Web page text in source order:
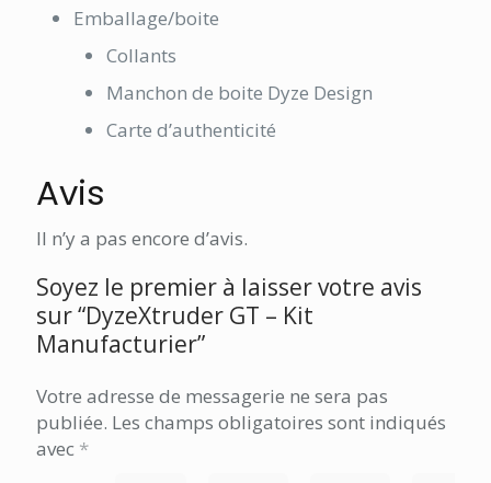
Emballage/boite
Collants
Manchon de boite Dyze Design
Carte d’authenticité
Avis
Il n’y a pas encore d’avis.
Soyez le premier à laisser votre avis
sur “DyzeXtruder GT – Kit
Manufacturier”
Votre adresse de messagerie ne sera pas
publiée. Les champs obligatoires sont indiqués
avec *